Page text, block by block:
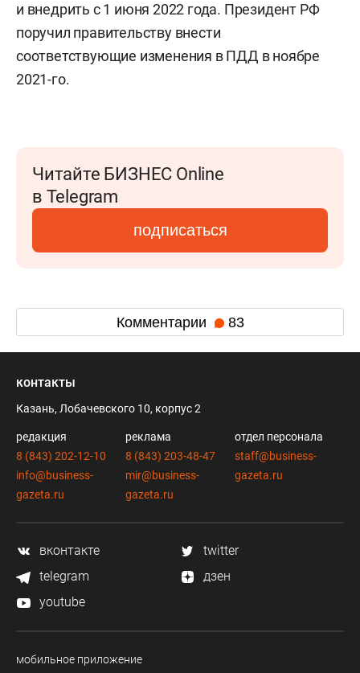
и внедрить с 1 июня 2022 года. Президент РФ
поручил правительству внести
соответствующие изменения в ПДД в ноябре
2021-го.
Читайте БИЗНЕС Online
в Telegram
подписаться
Комментарии 83
контакты
Казань, Лобачевского 10, корпус 2
редакция
8 (843) 202-12-10
info@business-
gazeta.ru
реклама
8 (843) 203-48-47
mir@business-
gazeta.ru
отдел персонала
staff@business-
gazeta.ru
вконтакте
twitter
telegram
дзен
youtube
мобильное приложение